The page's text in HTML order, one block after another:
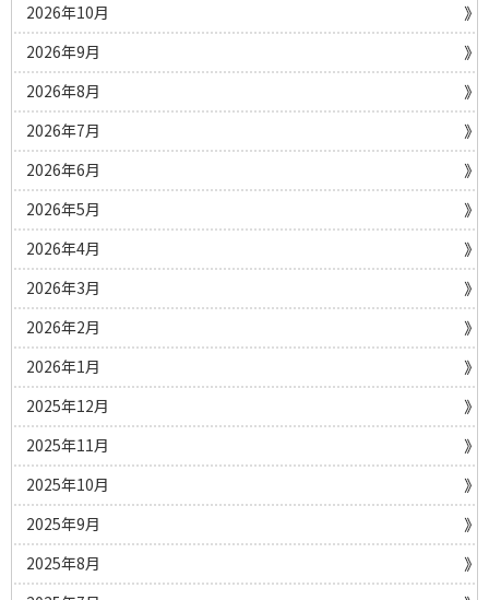
2026年10月
2026年9月
2026年8月
2026年7月
2026年6月
2026年5月
2026年4月
2026年3月
2026年2月
2026年1月
2025年12月
2025年11月
2025年10月
2025年9月
2025年8月